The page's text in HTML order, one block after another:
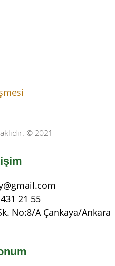
© 2021
21 55
No:8/A Çankaya/Ankara